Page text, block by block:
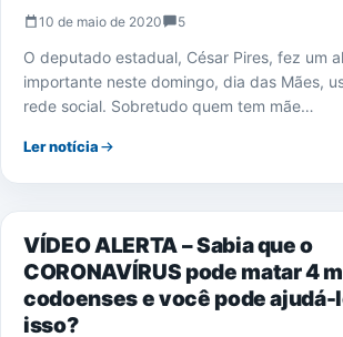
10 de maio de 2020 5
O deputado estadual, César Pires, fez um
importante neste domingo, dia das Mães,
rede social. Sobretudo quem tem mãe…
Ler notícia
CORONAVÍRUS
VÍDEO ALERTA – Sabia que o
CORONAVÍRUS pode matar 4
codoenses e você pode ajudá-
isso?